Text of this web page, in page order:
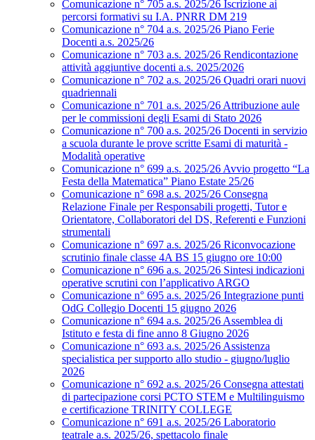
Comunicazione n° 705 a.s. 2025/26 Iscrizione ai
percorsi formativi su I.A. PNRR DM 219
Comunicazione n° 704 a.s. 2025/26 Piano Ferie
Docenti a.s. 2025/26
Comunicazione n° 703 a.s. 2025/26 Rendicontazione
attività aggiuntive docenti a.s. 2025/2026
Comunicazione n° 702 a.s. 2025/26 Quadri orari nuovi
quadriennali
Comunicazione n° 701 a.s. 2025/26 Attribuzione aule
per le commissioni degli Esami di Stato 2026
Comunicazione n° 700 a.s. 2025/26 Docenti in servizio
a scuola durante le prove scritte Esami di maturità -
Modalità operative
Comunicazione n° 699 a.s. 2025/26 Avvio progetto “La
Festa della Matematica” Piano Estate 25/26
Comunicazione n° 698 a.s. 2025/26 Consegna
Relazione Finale per Responsabili progetti, Tutor e
Orientatore, Collaboratori del DS, Referenti e Funzioni
strumentali
Comunicazione n° 697 a.s. 2025/26 Riconvocazione
scrutinio finale classe 4A BS 15 giugno ore 10:00
Comunicazione n° 696 a.s. 2025/26 Sintesi indicazioni
operative scrutini con l’applicativo ARGO
Comunicazione n° 695 a.s. 2025/26 Integrazione punti
OdG Collegio Docenti 15 giugno 2026
Comunicazione n° 694 a.s. 2025/26 Assemblea di
Istituto e festa di fine anno 8 Giugno 2026
Comunicazione n° 693 a.s. 2025/26 Assistenza
specialistica per supporto allo studio - giugno/luglio
2026
Comunicazione n° 692 a.s. 2025/26 Consegna attestati
di partecipazione corsi PCTO STEM e Multilinguismo
e certificazione TRINITY COLLEGE
Comunicazione n° 691 a.s. 2025/26 Laboratorio
teatrale a.s. 2025/26, spettacolo finale